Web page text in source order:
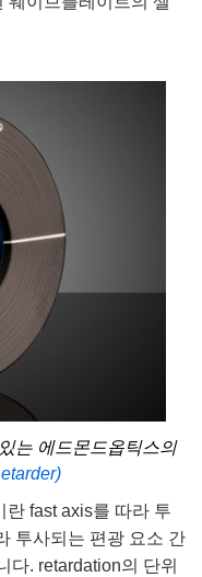
는 에드몬드옵틱스의
란 fast axis를 따라 투
투사되는 편광 요소 간
다. retardation의 단위